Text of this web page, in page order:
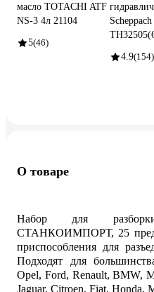
масло TOTACHI ATF
NS-3 4л 21104
5(46)
4.9(154)
О товаре
Набор для
СТАНКОИМПОРТ, 25
приспособления для
Подходят для
Opel, Ford, Renault, BMW,
Jaguar, Citroen, Fiat, Honda,